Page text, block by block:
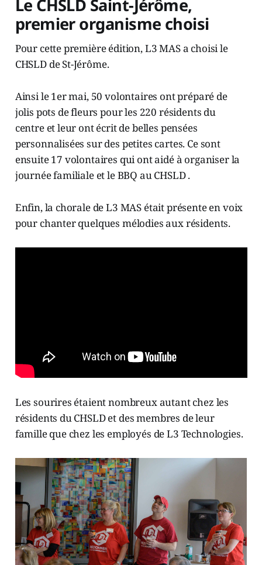
Le CHSLD Saint-Jérôme,
premier organisme choisi
Pour cette première édition, L3 MAS a choisi le
CHSLD de St-Jérôme.
Ainsi le 1er mai, 50 volontaires ont préparé de
jolis pots de fleurs pour les 220 résidents du
centre et leur ont écrit de belles pensées
personnalisées sur des petites cartes. Ce sont
ensuite 17 volontaires qui ont aidé à organiser la
journée familiale et le BBQ au CHSLD .
Enfin, la chorale de L3 MAS était présente en voix
pour chanter quelques mélodies aux résidents.
Les sourires étaient nombreux autant chez les
résidents du CHSLD et des membres de leur
famille que chez les employés de L3 Technologies.